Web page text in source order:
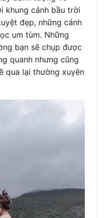
khung cảnh bầu trời
đẹp, những cánh
um tùm. Những
bạn sẽ chụp được
quanh nhưng cũng
qua lại thường xuyên